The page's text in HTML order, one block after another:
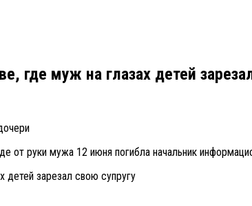
где муж на глазах детей
от руки мужа 12 июня погибла начальник